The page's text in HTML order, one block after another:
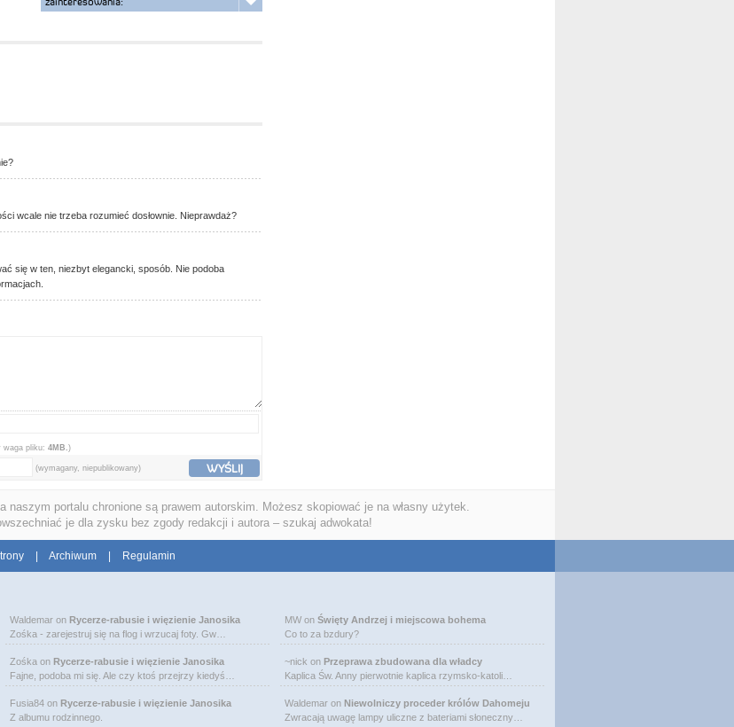
wcale nie trzeba rozumieć dosłownie. Nieprawdaż?
się w ten, niezbyt elegancki, sposób. Nie podoba
waga pliku: 4MB.)
(wymagany, niepublikowany) WYŚLIJ
naszym portalu chronione są prawem autorskim. Możesz skopiować je na własny użytek.
je dla zysku bez zgody redakcji i autora – szukaj adwokata!
Archiwum Regulamin
Waldemar on Rycerze-rabusie i więzienie Janosika
Zośka - zarejestruj się na flog i wrzucaj foty. Gw…
Zośka on Rycerze-rabusie i więzienie Janosika
Fajne, podoba mi się. Ale czy ktoś przejrzy kiedyś…
Fusia84 on Rycerze-rabusie i więzienie Janosika
Z albumu rodzinnego.
MW on Święty Andrzej i miejscowa bohema
Co to za bzdury?
~nick on Przeprawa zbudowana dla władcy
Kaplica Św. Anny pierwotnie kaplica rzymsko-katoli…
Waldemar on Niewolniczy proceder królów Dahomeju
Zwracają uwagę lampy uliczne z bateriami słoneczny…